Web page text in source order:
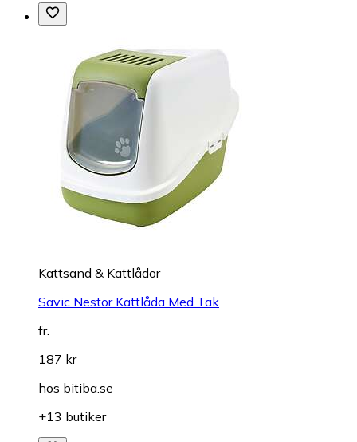
Kattsand & Kattlådor
Savic Nestor Kattlåda Med Tak
fr.
187 kr
hos bitiba.se
+13 butiker